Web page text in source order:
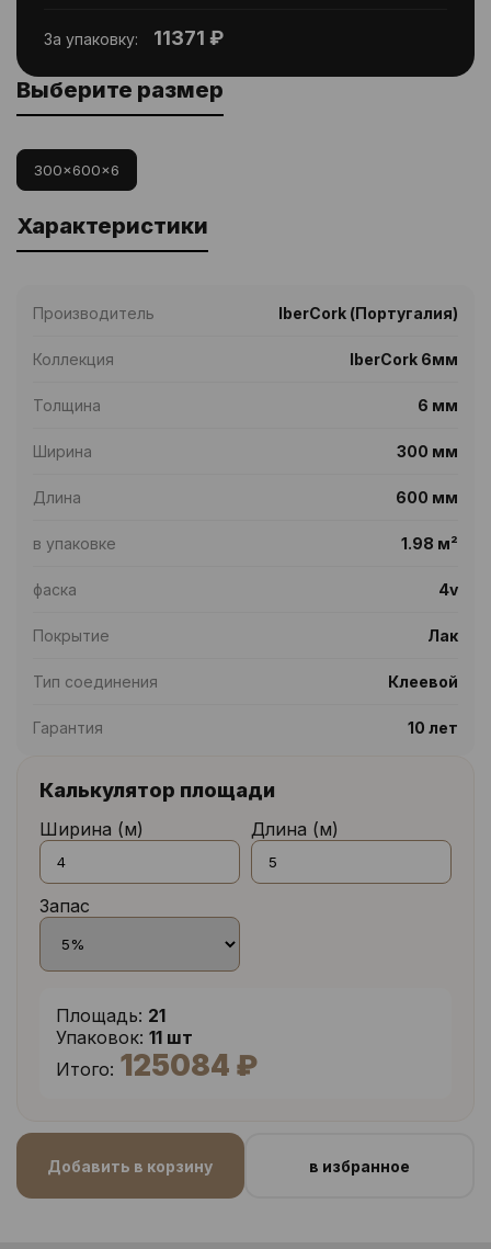
За упаковку: 11371 ₽
Выберите размер
300x600x6
Характеристики
Производитель IberCork (Португалия)
Коллекция IberCork 6мм
Толщина 6 мм
Ширина 300 мм
Длина 600 мм
в упаковке 1.98 м²
фаска 4v
Покрытие Лак
Тип соединения Клеевой
Гарантия 10 лет
Калькулятор площади
Ширина (м) Длина (м)
Запас
Площадь: 21
Упаковок: 11 шт
Итого: 125084 ₽
Добавить в корзину в избранное